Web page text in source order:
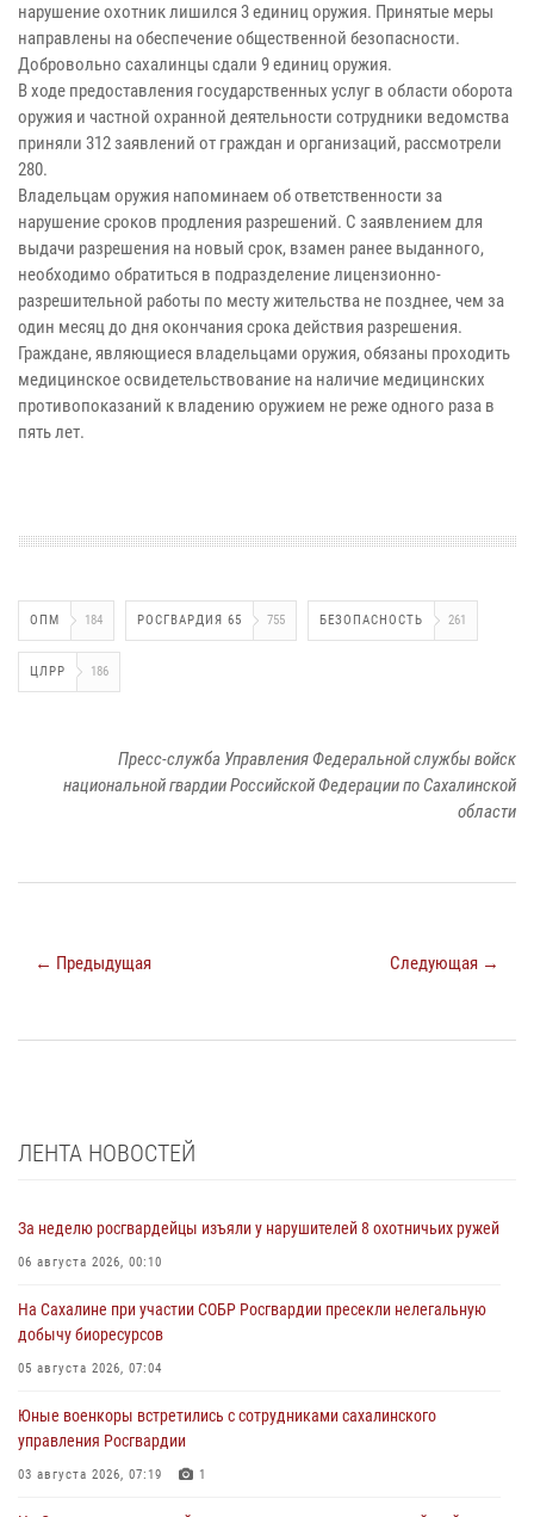
нарушение охотник лишился 3 единиц оружия. Принятые меры
направлены на обеспечение общественной безопасности.
Добровольно сахалинцы сдали 9 единиц оружия.
В ходе предоставления государственных услуг в области оборота
оружия и частной охранной деятельности сотрудники ведомства
приняли 312 заявлений от граждан и организаций, рассмотрели
280.
Владельцам оружия напоминаем об ответственности за
нарушение сроков продления разрешений. С заявлением для
выдачи разрешения на новый срок, взамен ранее выданного,
необходимо обратиться в подразделение лицензионно-
разрешительной работы по месту жительства не позднее, чем за
один месяц до дня окончания срока действия разрешения.
Граждане, являющиеся владельцами оружия, обязаны проходить
медицинское освидетельствование на наличие медицинских
противопоказаний к владению оружием не реже одного раза в
пять лет.
ОПМ 184 РОСГВАРДИЯ 65 755 БЕЗОПАСНОСТЬ 261
ЦЛРР 186
Пресс-служба Управления Федеральной службы войск
национальной гвардии Российской Федерации по Сахалинской
области
← Предыдущая Следующая →
ЛЕНТА НОВОСТЕЙ
За неделю росгвардейцы изъяли у нарушителей 8 охотничьих ружей
06 августа 2026, 00:10
На Сахалине при участии СОБР Росгвардии пресекли нелегальную
добычу биоресурсов
05 августа 2026, 07:04
Юные военкоры встретились с сотрудниками сахалинского
управления Росгвардии
03 августа 2026, 07:19 1